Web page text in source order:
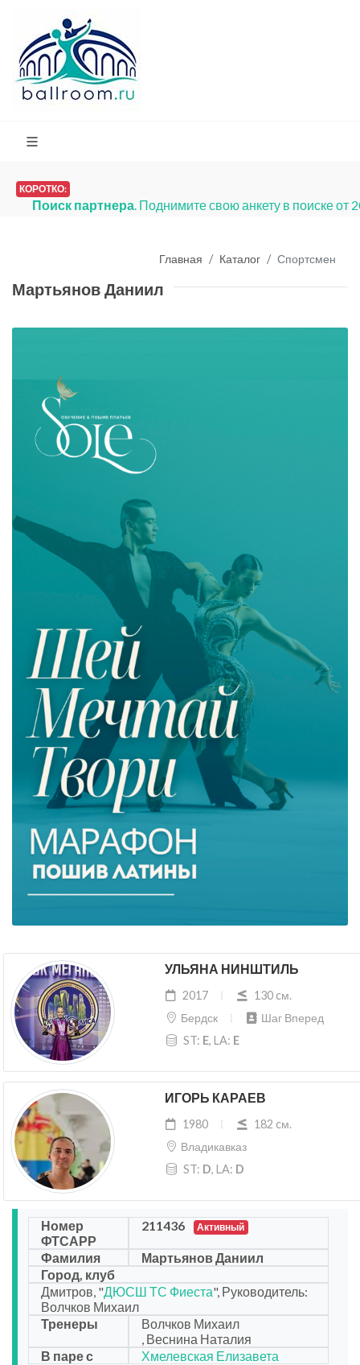
КОРОТКО:
Поиск партнера. Поднимите свою анкету в поиске от
Главная Каталог Спортсмен
Мартьянов Даниил
УЛЬЯНА НИНШТИЛЬ
2017
130 cм.
Бердск
Шаг Вперед
ST: E, LA: E
ИГОРЬ КАРАЕВ
1980
182 cм.
Владикавказ
ST: D, LA: D
Номер
ФТСАРР
211436 Активный
Фамилия
Мартьянов Даниил
Город, клуб
Дмитров, "ДЮСШ ТС Фиеста", Руководитель:
Волчков Михаил
Тренеры
Волчков Михаил
, Веснина Наталия
В паре с
Хмелевская Елизавета